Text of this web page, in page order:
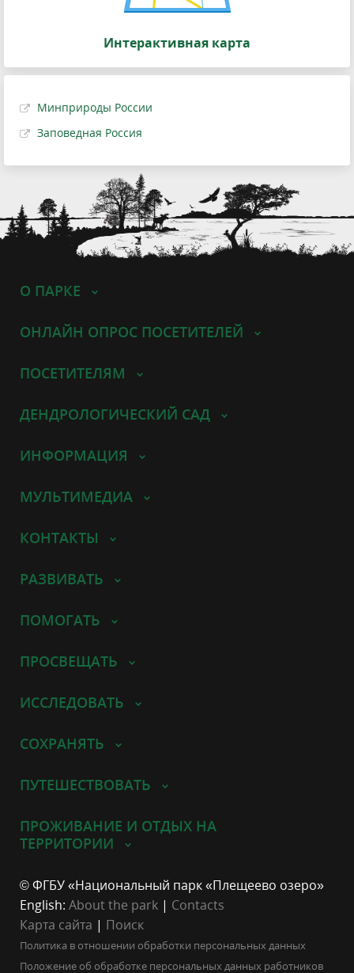
Интерактивная карта
Минприроды России
Заповедная Россия
О ПАРКЕ
ОНЛАЙН ОПРОС ПОСЕТИТЕЛЕЙ
ПОСЕТИТЕЛЯМ
ДЕНДРОЛОГИЧЕСКИЙ САД
ИНФОРМАЦИЯ
МУЛЬТИМЕДИА
КОНТАКТЫ
РАЗВИВАТЬ
ПОМОГАТЬ
ПРОСВЕЩАТЬ
ИССЛЕДОВАТЬ
СОХРАНЯТЬ
ПУТЕШЕСТВОВАТЬ
ПРОЖИВАНИЕ И ОТДЫХ НА
ТЕРРИТОРИИ
© ФГБУ «Национальный парк «Плещеево озеро»
English: About the park | Contacts
Карта сайта | Поиск
Политика в отношении обработки персональных данных
Положение об обработке персональных данных работников